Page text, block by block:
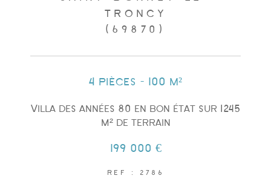
TRONCY
(69870)
4 pièces - 100 m²
Villa des années 80 en bon état sur 1245
m² de terrain
199 000 €
REF : 2786